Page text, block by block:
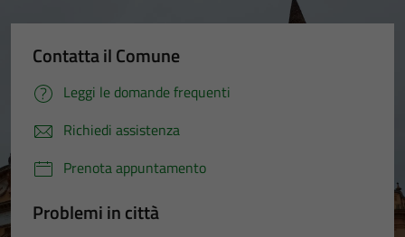
Contatta il Comune
Leggi le domande frequenti
Richiedi assistenza
Prenota appuntamento
Problemi in città